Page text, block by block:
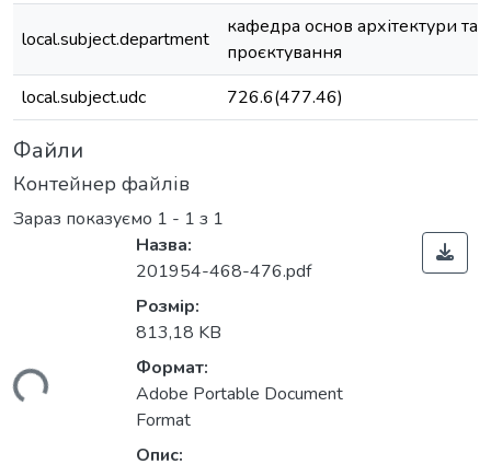
local.subject.department
кафедра основ архітектури та
проєктування
local.subject.udc
726.6(477.46)
Файли
Контейнер файлів
Зараз показуємо 1 - 1 з 1
Назва:
201954-468-476.pdf
Розмір:
813,18 KB
Формат:
Adobe Portable Document
Format
Опис: